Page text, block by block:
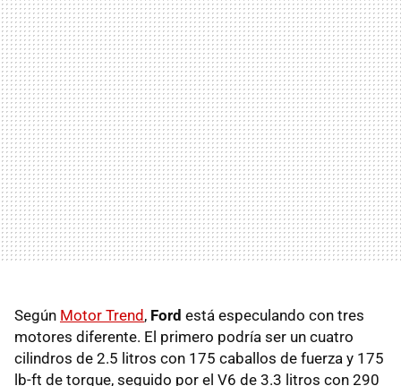
Según Motor Trend, Ford está especulando con tres
motores diferente. El primero podría ser un cuatro
cilindros de 2.5 litros con 175 caballos de fuerza y 175
lb-ft de torque, seguido por el V6 de 3.3 litros con 290